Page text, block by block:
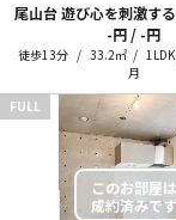
-円 / -円
徒歩13分 33.2㎡ 1LDK
月
FULL